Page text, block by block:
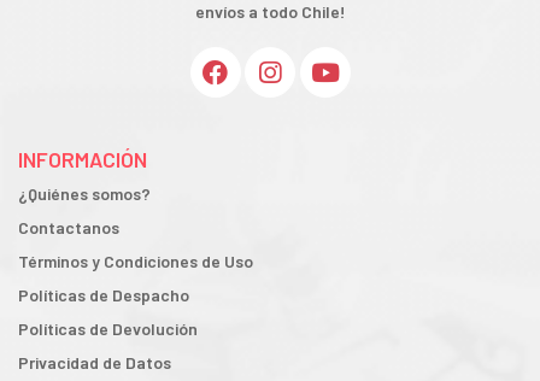
envíos a todo Chile!
INFORMACIÓN
¿Quiénes somos?
Contactanos
Términos y Condiciones de Uso
Políticas de Despacho
Políticas de Devolución
Privacidad de Datos